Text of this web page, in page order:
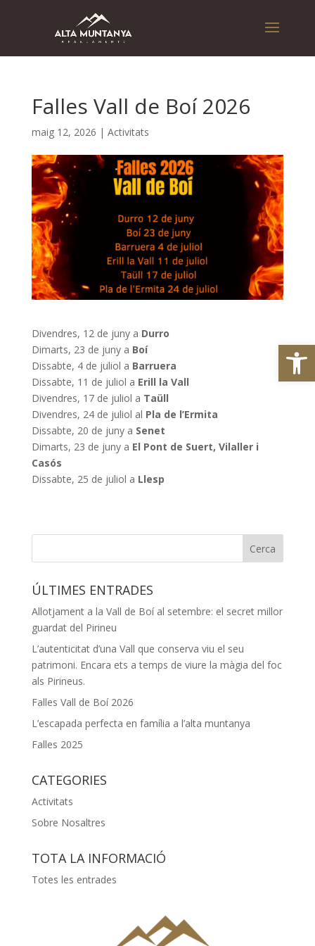
Obre
Falles Vall de Boí 2026
maig 12, 2026 | Activitats
Divendres, 12 de juny a Durro
Dimarts, 23 de juny a Boí
Dissabte, 4 de juliol a Barruera
Dissabte, 11 de juliol a Erill la Vall
Divendres, 17 de juliol a Taüll
Divendres, 24 de juliol al Pla de l’Ermita
Dissabte, 20 de juny a Senet
Dimarts, 23 de juny a El Pont de Suert, Vilaller i
Casós
Dissabte, 25 de juliol a Llesp
ÚLTIMES ENTRADES
Allotjament a la Vall de Boí al setembre: el secret millor
guardat del Pirineu
L’autenticitat d’una Vall que conserva viu el seu
patrimoni. Encara ets a temps de viure la màgia del foc
als Pirineus.
Falles Vall de Boí 2026
L’escapada perfecta en família a l’alta muntanya
Falles 2025
CATEGORIES
Activitats
Sobre Nosaltres
TOTA LA INFORMACIÓ
Totes les entrades